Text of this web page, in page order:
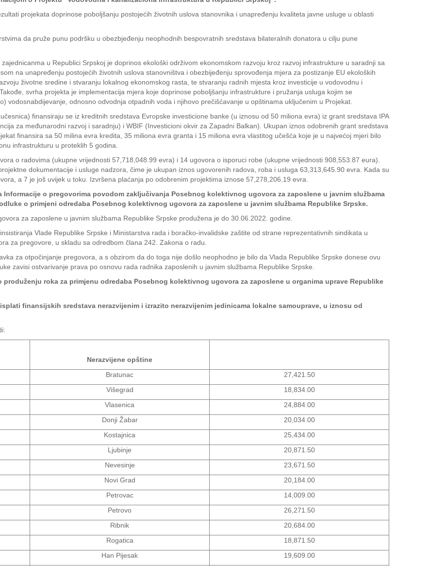
projekata doprinose poboljšanju postojećih životnih uslova stanovnika i unapređenju kvaliteta javne usluge u oblasti
da pruže punu podršku u obezbjeđenju neophodnih bespovratnih sredstava bilateralnih donatora u cilju pune
u Republici Srpskoj je doprinos ekološki održivom ekonomskom razvoju kroz razvoj infrastrukture u saradnji sa
na unapređenju postojećih životnih uslova stanovništva i obezbijeđenju sprovođenja mjera za postizanje EU ekoloških
životne sredine i stvaranju lokalnog ekonomskog rasta, te stvaranju radnih mjesta kroz investicije u vodovodnu i
svrha projekta je implementacija mjera koje doprinose poboljšanju infrastrukture i pružanja usluga kojim se
vodosnabdijevanje, odnosno odvodnja otpadnih voda i njihovo prečišćavanje u opštinama uključenim u Projekat.
finansiraju se iz kreditnih sredstava Evropske investicione banke (u iznosu od 50 miliona evra) iz grant sredstava IPA
za međunarodni razvoj i saradnju) i WBIF (Investicioni okvir za Zapadni Balkan). Ukupan iznos odobrenih grant sredstava
finansira sa 50 milina evra kredita, 35 miliona evra granta i 15 miliona evra vlastitog učešća koje je u najvećoj mjeri bilo
infrastrukturu u proteklih 5 godina.
o radovima (ukupne vrijednosti 57,718,048.99 evra) i 14 ugovora o isporuci robe (ukupne vrijednosti 908,553.87 eura).
dokumentacije i usluge nadzora, čime je ukupan iznos ugovorenih radova, roba i usluga 63,313,645.90 evra. Kada su
a 7 je još uvijek u toku. Izvršena plaćanja po odobrenim projektima iznose 57,278,206.19 evra.
Informacije o pregovorima povodom zaključivanja Posebnog kolektivnog ugovora za zaposlene u javnim službama
o primjeni odredaba Posebnog kolektivnog ugovora za zaposlene u javnim službama Republike Srpske.
za zaposlene u javnim službama Republike Srpske produžena je do 30.06.2022. godine.
Vlade Republike Srpske i Ministarstva rada i boračko-invalidske zaštite od strane reprezentativnih sindikata u
za pregovore, u skladu sa odredbom člana 242. Zakona o radu.
za otpočinjanje pregovora, a s obzirom da do toga nije došlo neophodno je bilo da Vlada Republike Srpske donese ovu
zavisi ostvarivanje prava po osnovu rada radnika zaposlenih u javnim službama Republike Srpske.
roka za primjenu odredaba Posebnog kolektivnog ugovora za zaposlene u organima uprave Republike
finansijskih sredstava nerazvijenim i izrazito nerazvijenim jedinicama lokalne samouprave, u iznosu od
Nerazvijene opštine
Bratunac
27,421.50
Višegrad
18,834.00
Vlasenica
24,884.00
Donji Žabar
20,034.00
Kostajnica
25,434.00
Ljubinje
20,871.50
Nevesinje
23,671.50
Novi Grad
20,184.00
Petrovac
14,009.00
Petrovo
26,271.50
Ribnik
20,684.00
Rogatica
18,871.50
Han Pijesak
19,609.00